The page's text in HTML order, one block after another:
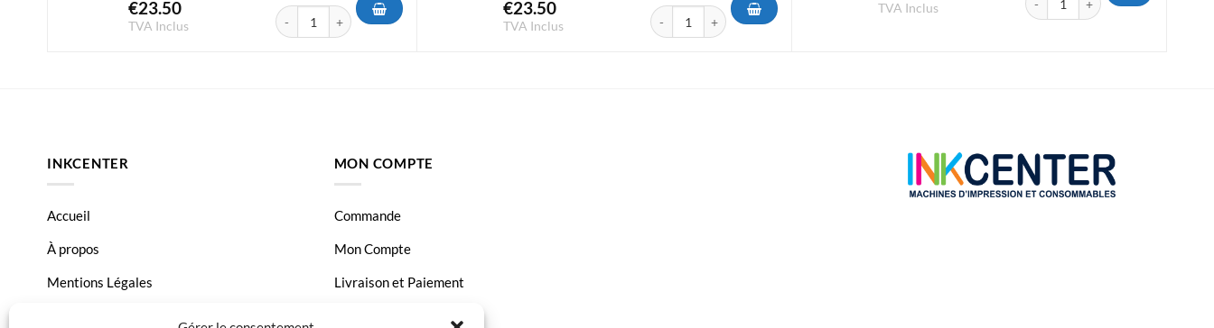
€23.50
TVA Inclus
quantité de Cartouche Compatible Canon PG-585XL Black
€23.50
TVA Inclus
quantité de Cartouche Compatible Canon CL-586XL Couleur
TVA Inclus
INKCENTER
Accueil
À propos
Mentions Légales
MON COMPTE
Commande
Mon Compte
Livraison et Paiement